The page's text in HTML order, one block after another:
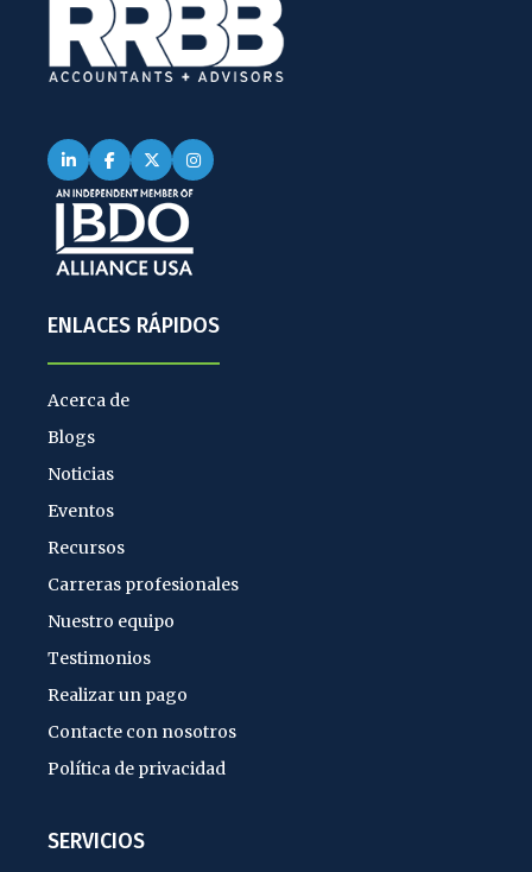
ENLACES RÁPIDOS
Acerca de
Blogs
Noticias
Eventos
Recursos
Carreras profesionales
Nuestro equipo
Testimonios
Realizar un pago
Contacte con nosotros
Política de privacidad
SERVICIOS